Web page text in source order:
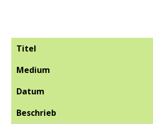
Titel
Medium
Datum
Beschrieb